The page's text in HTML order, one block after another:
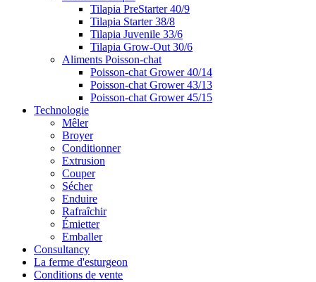
Tilapia PreStarter 40/9
Tilapia Starter 38/8
Tilapia Juvenile 33/6
Tilapia Grow-Out 30/6
Aliments Poisson-chat
Poisson-chat Grower 40/14
Poisson-chat Grower 43/13
Poisson-chat Grower 45/15
Technologie
Mêler
Broyer
Conditionner
Extrusion
Couper
Sécher
Enduire
Rafraîchir
Émietter
Emballer
Consultancy
La ferme d'esturgeon
Conditions de vente